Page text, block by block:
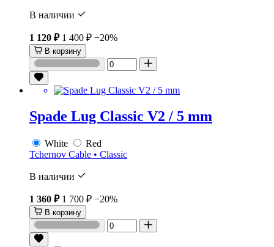
В наличии
1 120 ₽ 1 400 ₽ −20%
В корзину
Spade Lug Classic V2 / 5 mm
White
Red
Tchernov Cable • Classic
В наличии
1 360 ₽ 1 700 ₽ −20%
В корзину